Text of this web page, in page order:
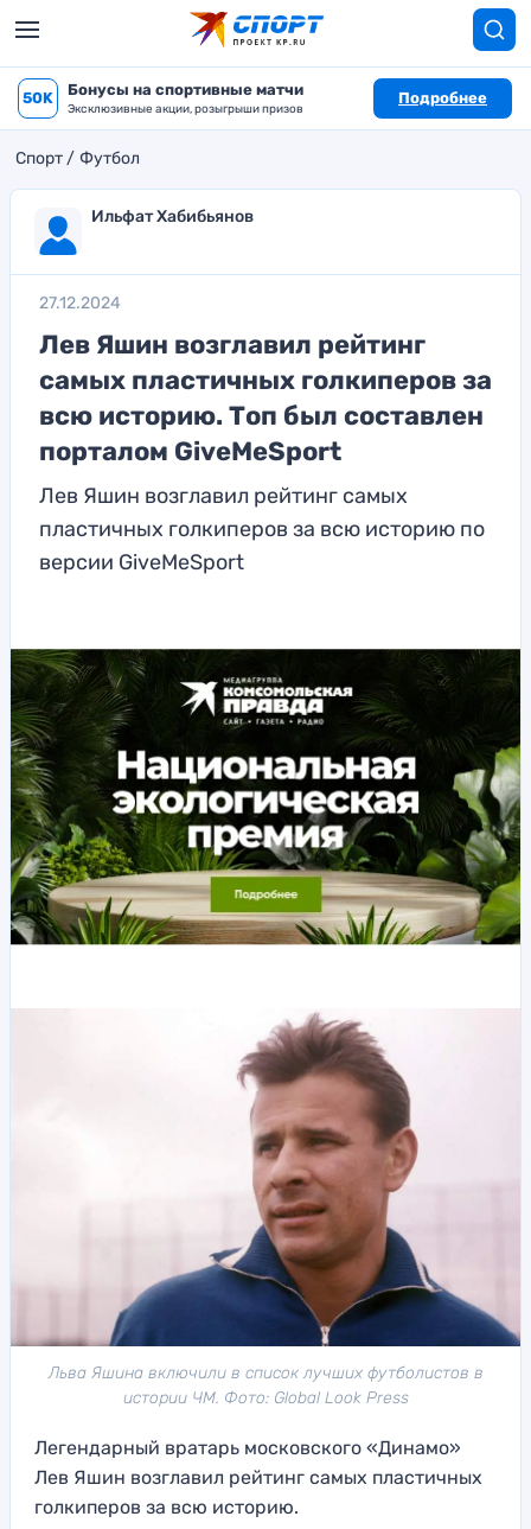
50K Бонусы на спортивные матчи
Эксклюзивные акции, розыгрыши призов
Подробнее
Спорт Футбол
Ильфат Хабибьянов
27.12.2024
Лев Яшин возглавил рейтинг
самых пластичных голкиперов за
всю историю. Топ был составлен
порталом GiveMeSport
Лев Яшин возглавил рейтинг самых
пластичных голкиперов за всю историю по
версии GiveMeSport
Льва Яшина включили в список лучших футболистов в
истории ЧМ. Фото: Global Look Press
Легендарный вратарь московского «Динамо»
Лев Яшин возглавил рейтинг самых пластичных
голкиперов за всю историю.